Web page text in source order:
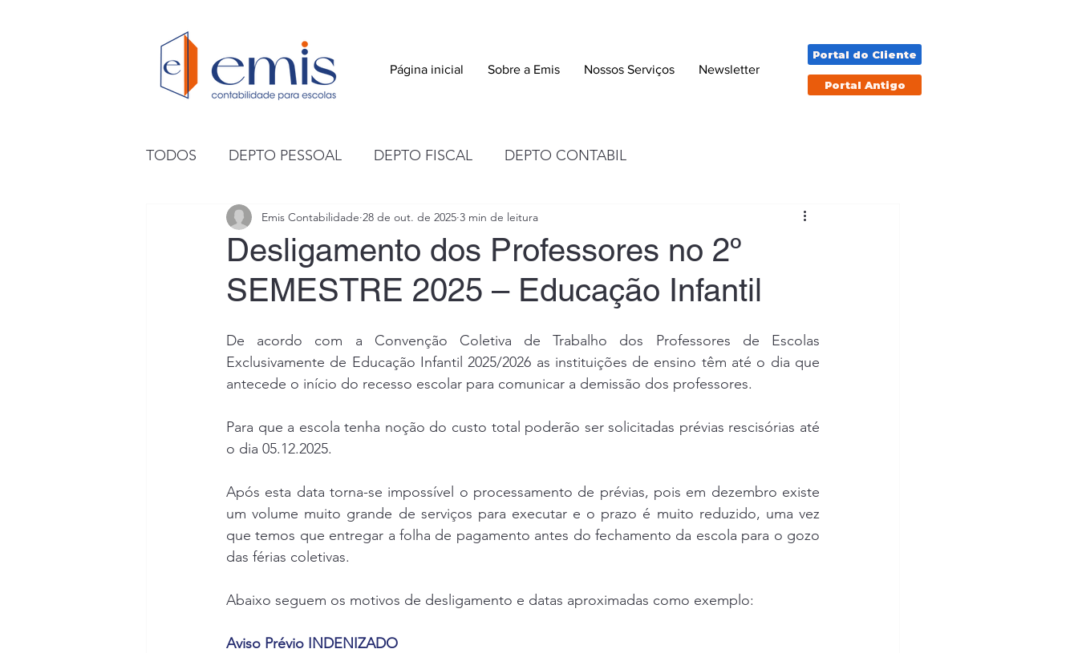
Página inicial Sobre a Emis Nossos Serviços Newsletter
Portal do Cliente
Portal Antigo
TODOS DEPTO PESSOAL DEPTO FISCAL DEPTO CONTABIL
Desligamento dos Professores no 2º
SEMESTRE 2025 – Educação Infantil
Emis Contabilidade 28 de out. de 2025 3 min de leitura
De acordo com a Convenção Coletiva de Trabalho dos Professores de Escolas
Exclusivamente de Educação Infantil 2025/2026 as instituições de ensino têm até o dia que
antecede o início do recesso escolar para comunicar a demissão dos professores.
Para que a escola tenha noção do custo total poderão ser solicitadas prévias rescisórias até
o dia 05.12.2025.
Após esta data torna-se impossível o processamento de prévias, pois em dezembro existe
um volume muito grande de serviços para executar e o prazo é muito reduzido, uma vez
que temos que entregar a folha de pagamento antes do fechamento da escola para o gozo
das férias coletivas.
Abaixo seguem os motivos de desligamento e datas aproximadas como exemplo:
Aviso Prévio INDENIZADO